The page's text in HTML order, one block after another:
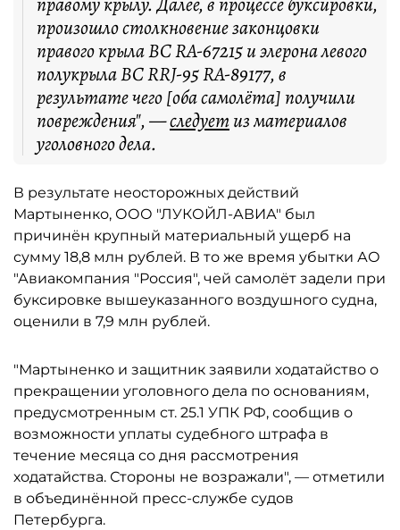
произошло столкновение законцовки
правого крыла ВС RA-67215 и элерона левого
полукрыла ВС RRJ-95 RA-89177, в
результате чего [оба самолёта] получили
повреждения", —следуетиз материалов
уголовного дела.
В результате неосторожных действий
Мартыненко, ООО "ЛУКОЙЛ-АВИА" был
причинён крупный материальный ущерб на
сумму 18,8 млн рублей. В то же время убытки АО
"Авиакомпания "Россия", чей самолёт задели при
буксировке вышеуказанного воздушного судна,
оценили в 7,9 млн рублей.
"Мартыненко и защитник заявили ходатайство о
прекращении уголовного дела по основаниям,
предусмотренным ст. 25.1 УПК РФ, сообщив о
возможности уплаты судебного штрафа в
течение месяца со дня рассмотрения
ходатайства. Стороны не возражали", — отметили
в объединённой пресс-службе судов
Петербурга.